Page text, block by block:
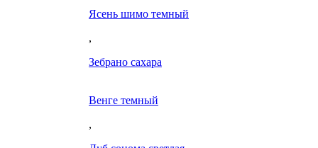
Ясень шимо темный
,
Зебрано сахара
Венге темный
,